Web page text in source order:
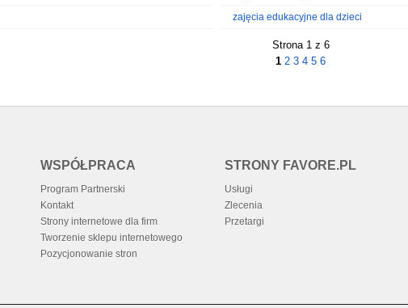
zajęcia edukacyjne dla dzieci
Strona 1 z 6
1 2 3 4 5 6
WSPÓŁPRACA
Program Partnerski
Kontakt
Strony internetowe dla firm
Tworzenie sklepu internetowego
Pozycjonowanie stron
STRONY FAVORE.PL
Usługi
Zlecenia
Przetargi